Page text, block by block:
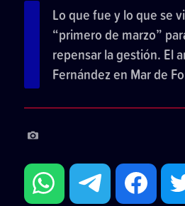
Lo que fue y lo que se
“primero de marzo”
repensar la gestión. El
Fernández en Mar de